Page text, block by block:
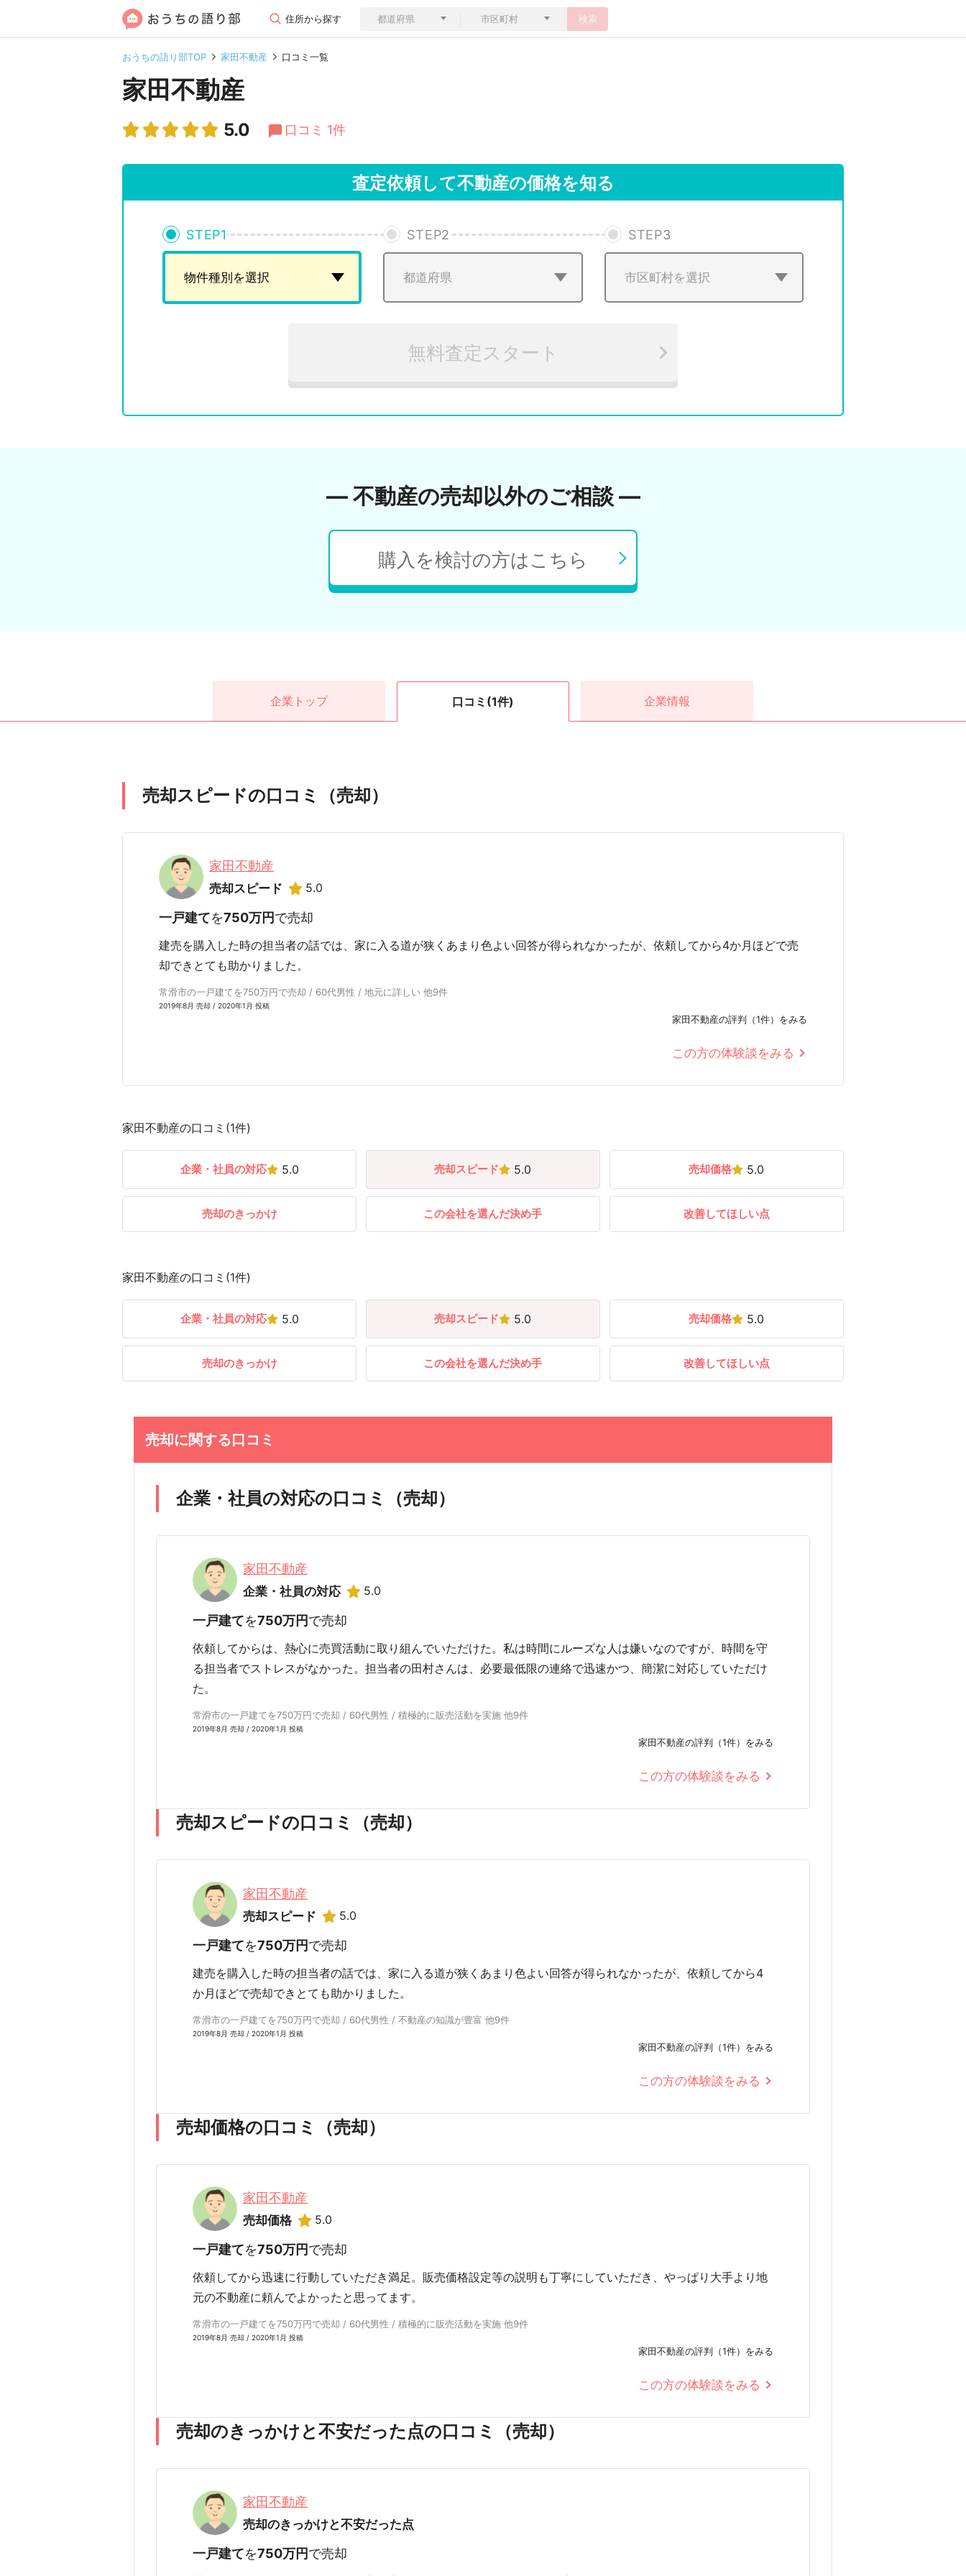
住所から探す 検索
おうちの語り部TOP 家田不動産 口コミ一覧
家田不動産
5.0 口コミ 1件
査定依頼して不動産の価格を知る
STEP1 STEP2 STEP3
無料査定スタート
― 不動産の売却以外のご相談 ―
購入を検討の方はこちら
企業 トップ 口コミ (1件) 企業情報
売却スピードの口コミ（売却）
家田不動産
売却スピード 5.0
一戸建てを750万円で売却
建売を購入した時の担当者の話では、家に入る道が狭くあまり色よい回答が得られなかったが、依頼してから4か月ほどで売
却できとても助かりました。
常滑市の一戸建てを750万円で売却 / 60代男性 / 地元に詳しい 他9件
2019年8月 売却 / 2020年1月 投稿
家田不動産の評判（1件）をみる
この方の体験談をみる
家田不動産の口コミ(1件)
企業・社員の対応 5.0 売却スピード 5.0 売却価格 5.0
売却のきっかけ この会社を選んだ決め手 改善してほしい点
家田不動産の口コミ(1件)
企業・社員の対応 5.0 売却スピード 5.0 売却価格 5.0
売却のきっかけ この会社を選んだ決め手 改善してほしい点
売却に関する口コミ
企業・社員の対応の口コミ（売却）
家田不動産
企業・社員の対応 5.0
一戸建てを750万円で売却
依頼してからは、熱心に売買活動に取り組んでいただけた。私は時間にルーズな人は嫌いなのですが、時間を守
る担当者でストレスがなかった。担当者の田村さんは、必要最低限の連絡で迅速かつ、簡潔に対応していただけ
た。
常滑市の一戸建てを750万円で売却 / 60代男性 / 積極的に販売活動を実施 他9件
2019年8月 売却 / 2020年1月 投稿
家田不動産の評判（1件）をみる
この方の体験談をみる
売却スピードの口コミ（売却）
家田不動産
売却スピード 5.0
一戸建てを750万円で売却
建売を購入した時の担当者の話では、家に入る道が狭くあまり色よい回答が得られなかったが、依頼してから4
か月ほどで売却できとても助かりました。
常滑市の一戸建てを750万円で売却 / 60代男性 / 不動産の知識が豊富 他9件
2019年8月 売却 / 2020年1月 投稿
家田不動産の評判（1件）をみる
この方の体験談をみる
売却価格の口コミ（売却）
家田不動産
売却価格 5.0
一戸建てを750万円で売却
依頼してから迅速に行動していただき満足。販売価格設定等の説明も丁寧にしていただき、やっぱり大手より地
元の不動産に頼んでよかったと思ってます。
常滑市の一戸建てを750万円で売却 / 60代男性 / 積極的に販売活動を実施 他9件
2019年8月 売却 / 2020年1月 投稿
家田不動産の評判（1件）をみる
この方の体験談をみる
売却のきっかけと不安だった点の口コミ（売却）
家田不動産
売却のきっかけと不安だった点
一戸建てを750万円で売却